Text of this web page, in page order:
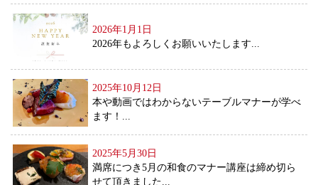
2026年1月1日
2026年もよろしくお願いいたします...
2025年10月12日
本や動画ではわからないテーブルマナーが学べ
ます！...
2025年5月30日
満席につき5月の和食のマナー講座は締め切ら
せて頂きました...